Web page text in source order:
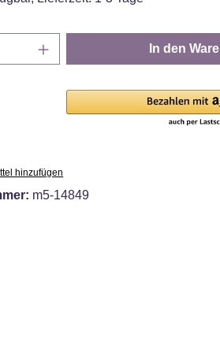
Anzahl: Gib den In den
hinzufügen
m5-14849